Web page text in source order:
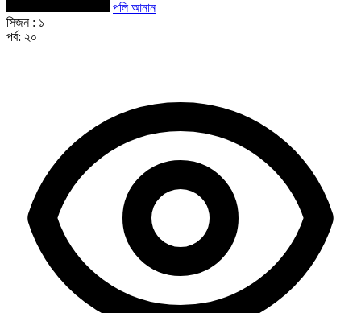
পলি আনান
সিজন : ১
পর্ব: ২০